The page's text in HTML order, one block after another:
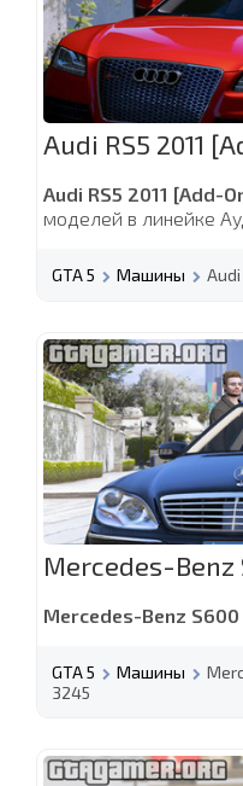
Audi RS5 2011
Audi RS5 2011 [Add-
моделей в линейке
GTA 5 Машины Audi
Mercedes-Benz
Mercedes-Benz S600
GTA 5 Машины
3245